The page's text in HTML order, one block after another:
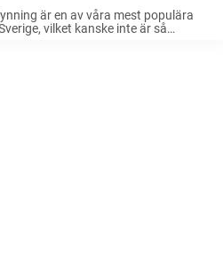
är en av våra mest populära
vilket kanske inte är så